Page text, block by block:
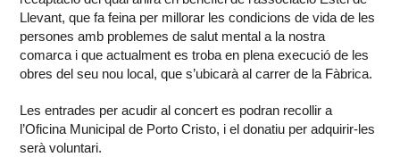
Llevant, que fa feina per millorar les condicions de vida de les
persones amb problemes de salut mental a la nostra
comarca i que actualment es troba en plena execució de les
obres del seu nou local, que s’ubicarà al carrer de la Fàbrica.
Les entrades per acudir al concert es podran recollir a
l’Oficina Municipal de Porto Cristo, i el donatiu per adquirir-les
serà voluntari.